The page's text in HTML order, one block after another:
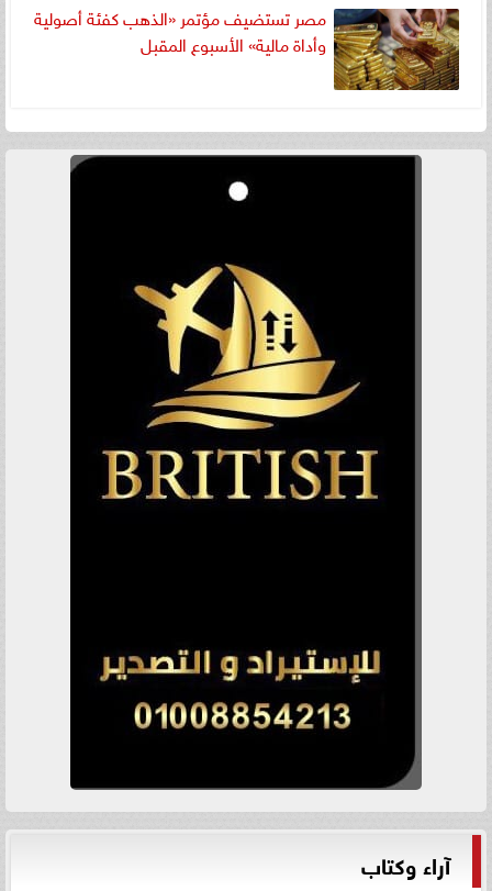
مصر تستضيف مؤتمر «الذهب كفئة أصولية
وأداة مالية» الأسبوع المقبل
آراء وكتاب